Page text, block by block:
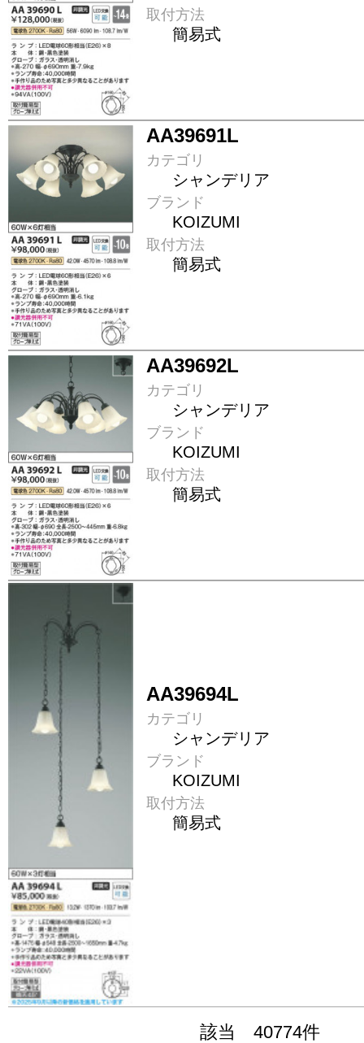
取付方法
簡易式
AA39691L
カテゴリ
シャンデリア
ブランド
KOIZUMI
取付方法
簡易式
AA39692L
カテゴリ
シャンデリア
ブランド
KOIZUMI
取付方法
簡易式
AA39694L
カテゴリ
シャンデリア
ブランド
KOIZUMI
取付方法
簡易式
該当 40774件